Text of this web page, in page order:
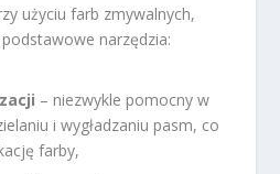
użyciu farb zmywalnych,
narzędzia:
– niezwykle pomocny w
i wygładzaniu pasm, co
farby,